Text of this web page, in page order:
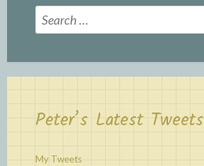
Search
for:
Peter’s Latest Tweets
My Tweets